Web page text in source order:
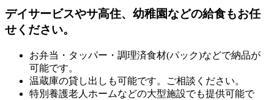
デイサービスやサ高住、幼稚園などの給食もお任
せください。
お弁当・タッパー・調理済食材(パック)などで納品が
可能です。
温蔵庫の貸し出しも可能です。ご相談ください。
特別養護老人ホームなどの大型施設でも提供可能で